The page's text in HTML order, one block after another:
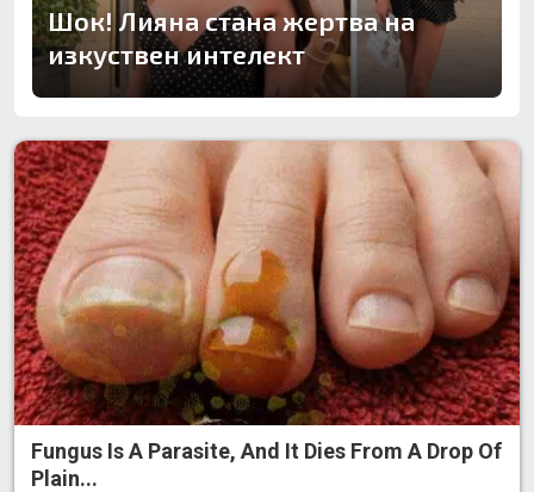
Шок! Лияна стана жертва на
изкуствен интелект
Fungus Is A Parasite, And It Dies From A Drop Of
Plain...